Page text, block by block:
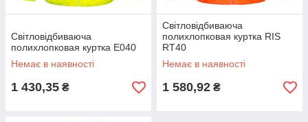
Світловідбиваюча
полихлопковая куртка E040
Немає в наявності
1 430,35 ₴
Світловідбиваюча
полихлопковая куртка RIS
RT40
Немає в наявності
1 580,92 ₴